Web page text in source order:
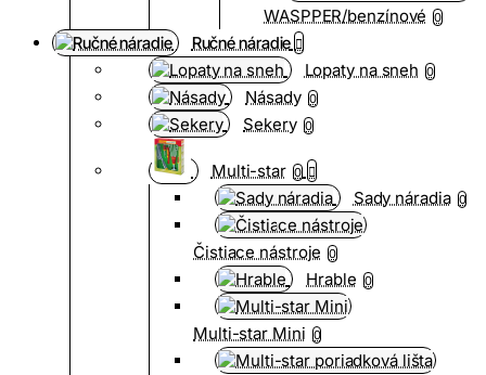
WASPPER/benzínové 0
Ručné náradie
Lopaty na sneh 0
Násady 0
Sekery 0
Multi-star 0
Sady náradia 0
Čistiace nástroje 0
Hrable 0
Multi-star Mini 0